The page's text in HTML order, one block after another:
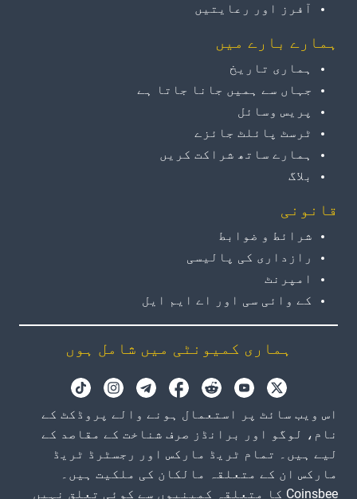
آفرز اور رعایتیں
ہمارے بارے میں
ہماری تاریخ
جہاں سے ہمیں جانا جاتا ہے
پریس وسائل
ٹرسٹ پائلٹ جائزے
ہمارے ساتھ شراکت کریں
بلاگ
قانونی
شرائط و ضوابط
رازداری کی پالیسی
امپرنٹ
کے وائی سی اور اے ایم ایل
ہماری کمیونٹی میں شامل ہوں
اس ویب سائٹ پر استعمال ہونے والے پروڈکٹ کے
نام، لوگو اور برانڈز صرف شناخت کے مقاصد کے
لیے ہیں۔ تمام ٹریڈ مارکس اور رجسٹرڈ ٹریڈ
مارکس ان کے متعلقہ مالکان کی ملکیت ہیں۔
Coinsbee کا متعلقہ کمپنیوں سے کوئی تعلق نہیں